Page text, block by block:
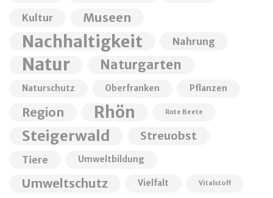
Kultur Museen
Nachhaltigkeit Nahrung
Natur Naturgarten
Naturschutz Oberfranken Pflanzen
Region Rhön Rote Beete
Steigerwald Streuobst
Tiere Umweltbildung
Umweltschutz Vielfalt Vitalstoff